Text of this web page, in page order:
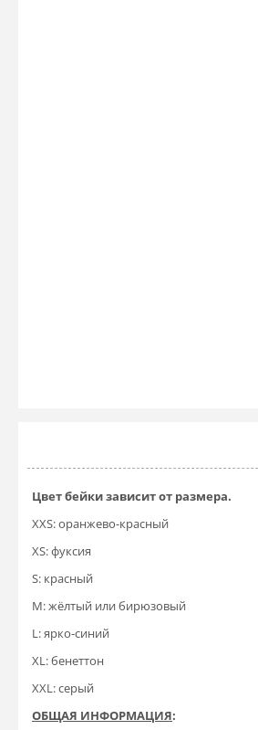
Цвет бейки зависит от размера.
XXS: оранжево-красный
XS: фуксия
S: красный
M: жёлтый или бирюзовый
L: ярко-синий
XL: бенеттон
XXL: серый
ОБЩАЯ ИНФОРМАЦИЯ: